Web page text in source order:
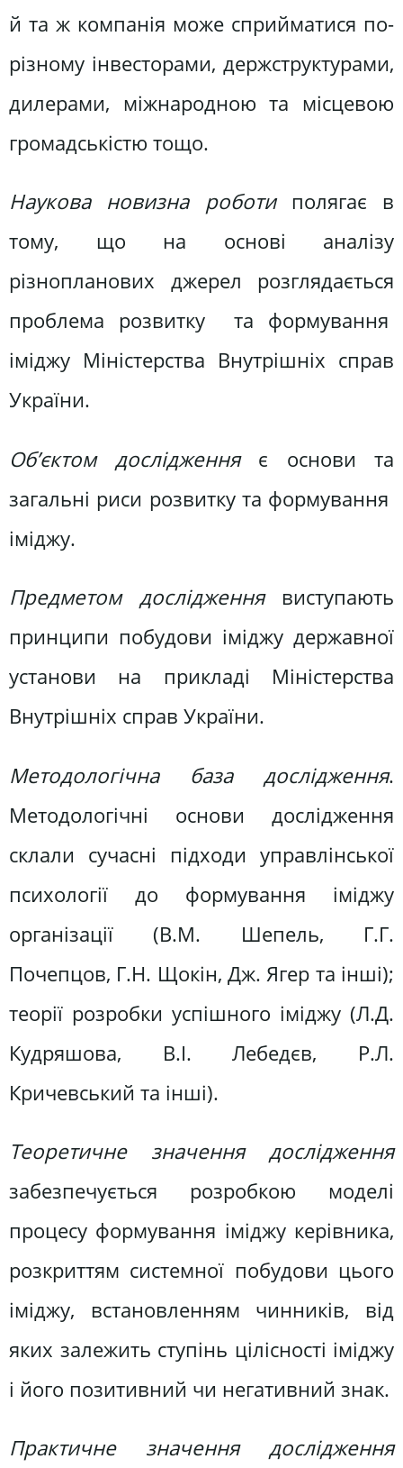
й та ж компанія може сприйматися по-
різному інвесторами, держструктурами,
дилерами, міжнародною та місцевою
громадськістю тощо.
Наукова новизна роботиполягає в
тому, що на основі аналізу
різнопланових джерел розглядається
проблема розвитку та формування
іміджу Міністерства Внутрішніх справ
України.
Об’єктом дослідженняє основи та
загальні риси розвитку та формування
іміджу.
Предметом дослідженнявиступають
принципи побудови іміджу державної
установи на прикладі Міністерства
Внутрішніх справ України.
Методологічна база дослідження.
Методологічні основи дослідження
склали сучасні підходи управлінської
психології до формування іміджу
організації (В.М. Шепель, Г.Г.
Почепцов, Г.Н. Щокін, Дж. Ягер та інші);
теорії розробки успішного іміджу (Л.Д.
Кудряшова, В.І. Лебедєв, Р.Л.
Кричевський та інші).
Теоретичне значення дослідження
забезпечується розробкою моделі
процесу формування іміджу керівника,
розкриттям системної побудови цього
іміджу, встановленням чинників, від
яких залежить ступінь цілісності іміджу
і його позитивний чи негативний знак.
Практичне значення дослідження